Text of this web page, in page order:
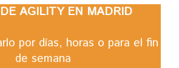
AGILITY EN MADRID
por días, horas o para el fin
de semana